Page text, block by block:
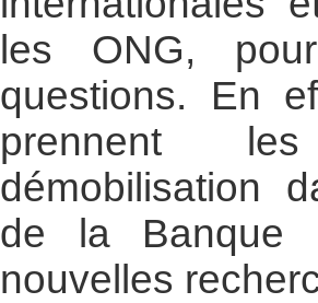
les ONG,
questions. En
prennent
démobilisation
de la Banque
nouvelles